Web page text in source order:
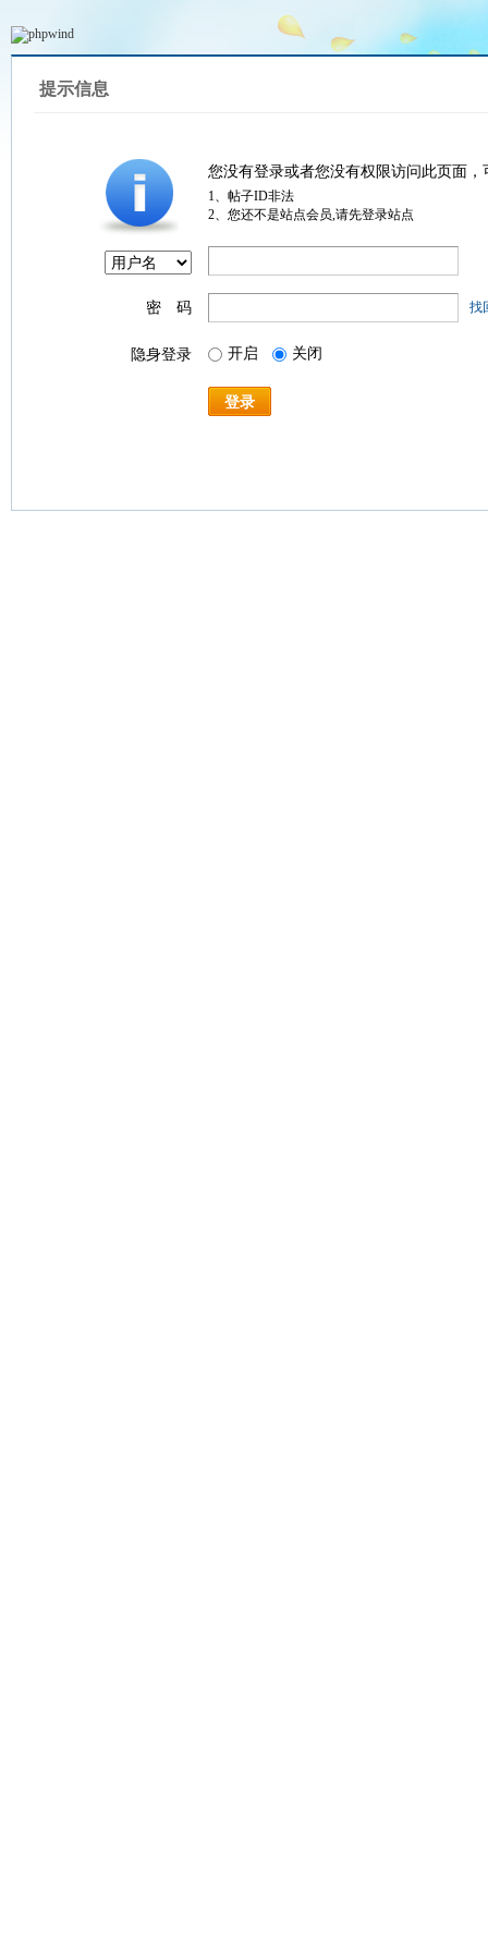
提示信息
您没有登录或者您没有权限访问此页面
1、帖子ID非法
2、您还不是站点会员,请先登录站点
密 码 找
隐身登录 开启 关闭
登录